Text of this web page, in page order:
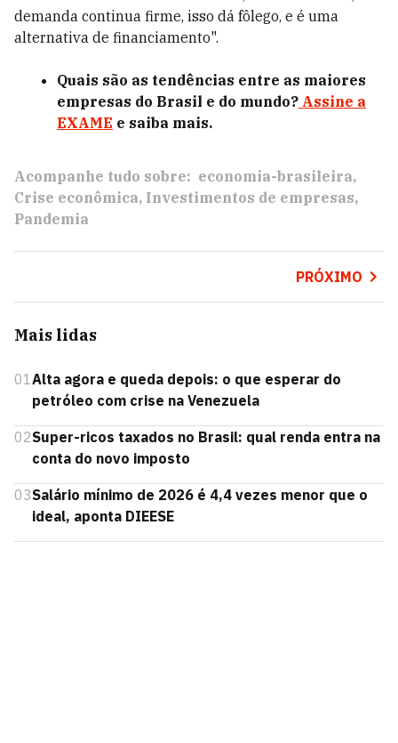
demanda continua firme, isso dá fôlego, e é uma
alternativa de financiamento".
Quais são as tendências entre as maiores
empresas do Brasil e do mundo? Assine a
EXAME e saiba mais.
Acompanhe tudo sobre: economia-brasileira
Crise econômica Investimentos de empresas
Pandemia
PRÓXIMO
Mais lidas
01Alta agora e queda depois: o que esperar do
petróleo com crise na Venezuela
02Super-ricos taxados no Brasil: qual renda entra na
conta do novo imposto
03Salário mínimo de 2026 é 4,4 vezes menor que o
ideal, aponta DIEESE